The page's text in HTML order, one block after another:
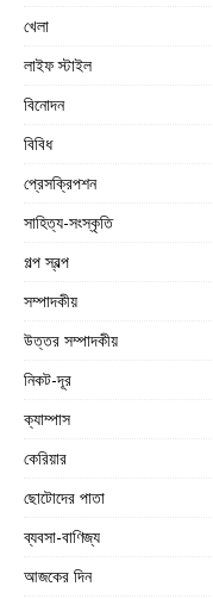
খেলা
লাইফ স্টাইল
বিনোদন
বিবিধ
প্রেসক্রিপশন
সাহিত্য-সংস্কৃতি
গল্প স্বল্প
সম্পাদকীয়
উত্তর সম্পাদকীয়
নিকট-দূর
ক্যাম্পাস
কেরিয়ার
ছোটোদের পাতা
ব্যবসা-বাণিজ্য
আজকের দিন